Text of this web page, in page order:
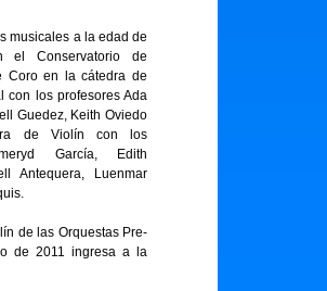
musicales a la edad de
el Conservatorio de
Coro en la cátedra de
con los profesores Ada
Guedez, Keith Oviedo
de Violín con los
García, Edith
Antequera, Luenmar
de las Orquestas Pre-
de 2011 ingresa a la